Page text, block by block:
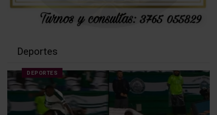
Deportes
DEPORTES